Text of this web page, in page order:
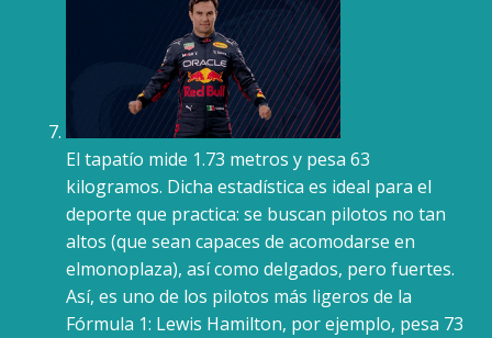
El tapatío mide 1.73 metros y pesa 63
kilogramos. Dicha estadística es ideal para el
deporte que practica: se buscan pilotos no tan
altos (que sean capaces de acomodarse en
elmonoplaza), así como delgados, pero fuertes.
Así, es uno de los pilotos más ligeros de la
Fórmula 1: Lewis Hamilton, por ejemplo, pesa 73